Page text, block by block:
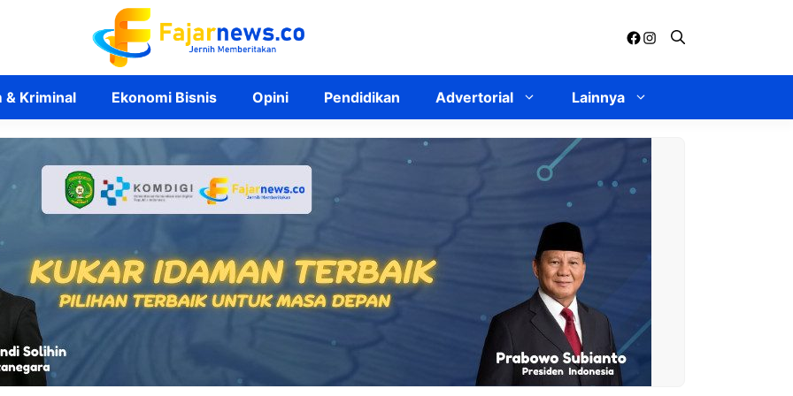
Facebook
Instagram
& Kriminal Ekonomi Bisnis Opini Pendidikan Advertorial Lainnya